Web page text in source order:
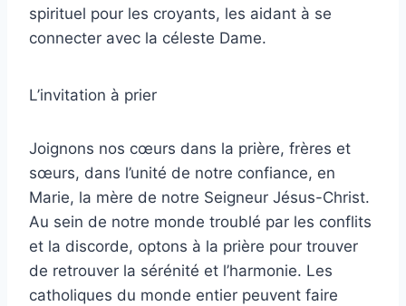
spirituel pour les croyants, les aidant à se
connecter avec la céleste Dame.
L’invitation à prier
Joignons nos cœurs dans la prière, frères et
sœurs, dans l’unité de notre confiance, en
Marie, la mère de notre Seigneur Jésus-Christ.
Au sein de notre monde troublé par les conflits
et la discorde, optons à la prière pour trouver
de retrouver la sérénité et l’harmonie. Les
catholiques du monde entier peuvent faire